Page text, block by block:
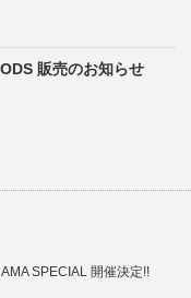
販売のお知らせ
SPECIAL 開催決定!!